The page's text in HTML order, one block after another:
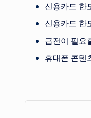
신용카드 한
신용카드 한
급전이 필요
휴대폰 콘텐